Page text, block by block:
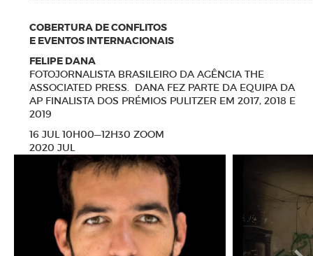
COBERTURA DE CONFLITOS
E EVENTOS INTERNACIONAIS
FELIPE DANA
FOTOJORNALISTA BRASILEIRO DA AGÊNCIA THE
ASSOCIATED PRESS. DANA FEZ PARTE DA EQUIPA DA
AP FINALISTA DOS PRÉMIOS PULITZER EM 2017, 2018 E
2019
16 JUL 10H00—12H30 ZOOM
2020 JUL